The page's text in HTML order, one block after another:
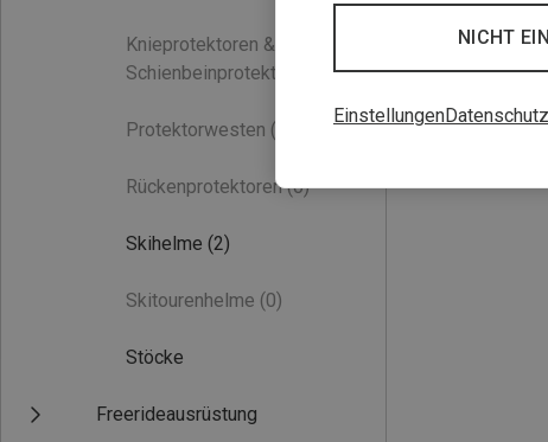
Knieprotektoren &
Schienbeinprotektoren
(0)
Protektorwesten (0)
Rückenprotektoren (0)
Skihelme (2)
Skitourenhelme (0)
Stöcke
Freerideausrüstung
NICHT
EinstellungenDatenschutz